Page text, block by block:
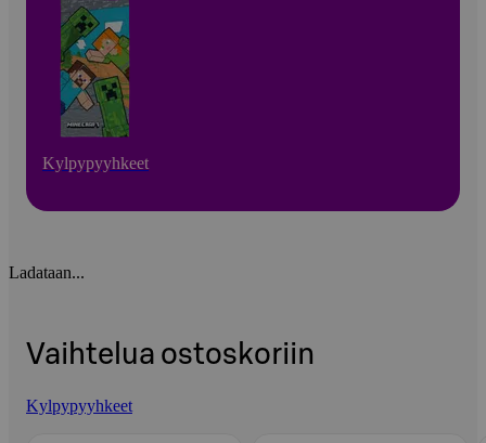
Kylpypyyhkeet
Ladataan...
Vaihtelua ostoskoriin
Kylpypyyhkeet